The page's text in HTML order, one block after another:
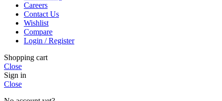
Careers
Contact Us
Wishlist
Compare
Login / Register
Shopping cart
Close
Sign in
Close